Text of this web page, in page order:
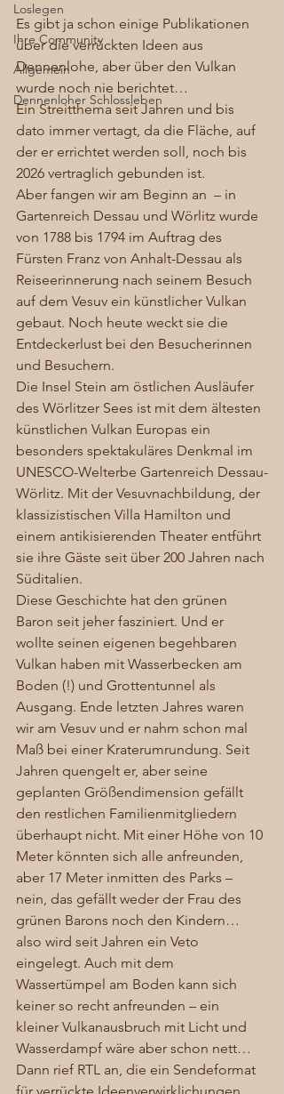
Loslegen
Ihre Community
Allgemein
Dennenloher Schlossleben
Es gibt ja schon einige Publikationen
über die verrückten Ideen aus
Dennenlohe, aber über den Vulkan
wurde noch nie berichtet…
Ein Streitthema seit Jahren und bis
dato immer vertagt, da die Fläche, auf
der er errichtet werden soll, noch bis
2026 vertraglich gebunden ist.
Aber fangen wir am Beginn an  – in
Gartenreich Dessau und Wörlitz wurde
von 1788 bis 1794 im Auftrag des
Fürsten Franz von Anhalt-Dessau als
Reiseerinnerung nach seinem Besuch
auf dem Vesuv ein künstlicher Vulkan
gebaut. Noch heute weckt sie die
Entdeckerlust bei den Besucherinnen
und Besuchern.
Die Insel Stein am östlichen Ausläufer
des Wörlitzer Sees ist mit dem ältesten
künstlichen Vulkan Europas ein
besonders spektakuläres Denkmal im
UNESCO-Welterbe Gartenreich Dessau-
Wörlitz. Mit der Vesuvnachbildung, der
klassizistischen Villa Hamilton und
einem antikisierenden Theater entführt
sie ihre Gäste seit über 200 Jahren nach
Süditalien.
Diese Geschichte hat den grünen
Baron seit jeher fasziniert. Und er
wollte seinen eigenen begehbaren
Vulkan haben mit Wasserbecken am
Boden (!) und Grottentunnel als
Ausgang. Ende letzten Jahres waren
wir am Vesuv und er nahm schon mal
Maß bei einer Kraterumrundung. Seit
Jahren quengelt er, aber seine
geplanten Größendimension gefällt
den restlichen Familienmitgliedern
überhaupt nicht. Mit einer Höhe von 10
Meter könnten sich alle anfreunden,
aber 17 Meter inmitten des Parks –
nein, das gefällt weder der Frau des
grünen Barons noch den Kindern…
also wird seit Jahren ein Veto
eingelegt. Auch mit dem
Wassertümpel am Boden kann sich
keiner so recht anfreunden – ein
kleiner Vulkanausbruch mit Licht und
Wasserdampf wäre aber schon nett…
Dann rief RTL an, die ein Sendeformat